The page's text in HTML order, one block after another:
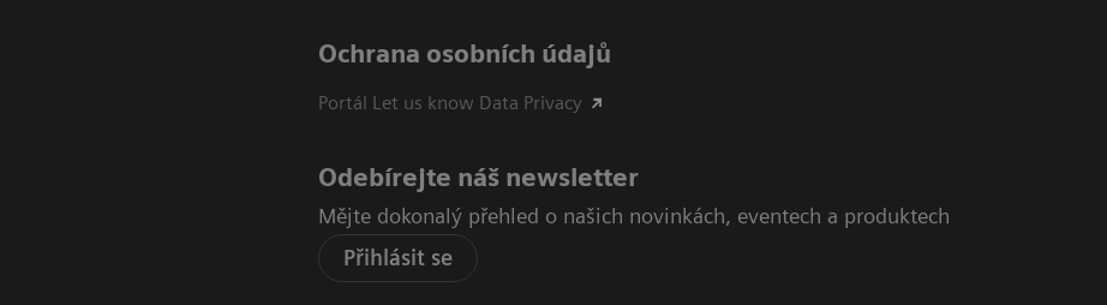
Ochrana osobních údajů
Portál Let us know Data Privacy
Odebírejte náš newsletter
Mějte dokonalý přehled o našich novinkách, eventech a produktech
Přihlásit se